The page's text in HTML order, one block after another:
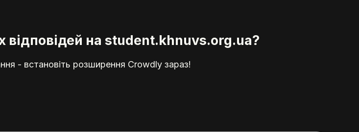
відповідей на student.khnuvs.org.ua?
- встановіть розширення Crowdly зараз!